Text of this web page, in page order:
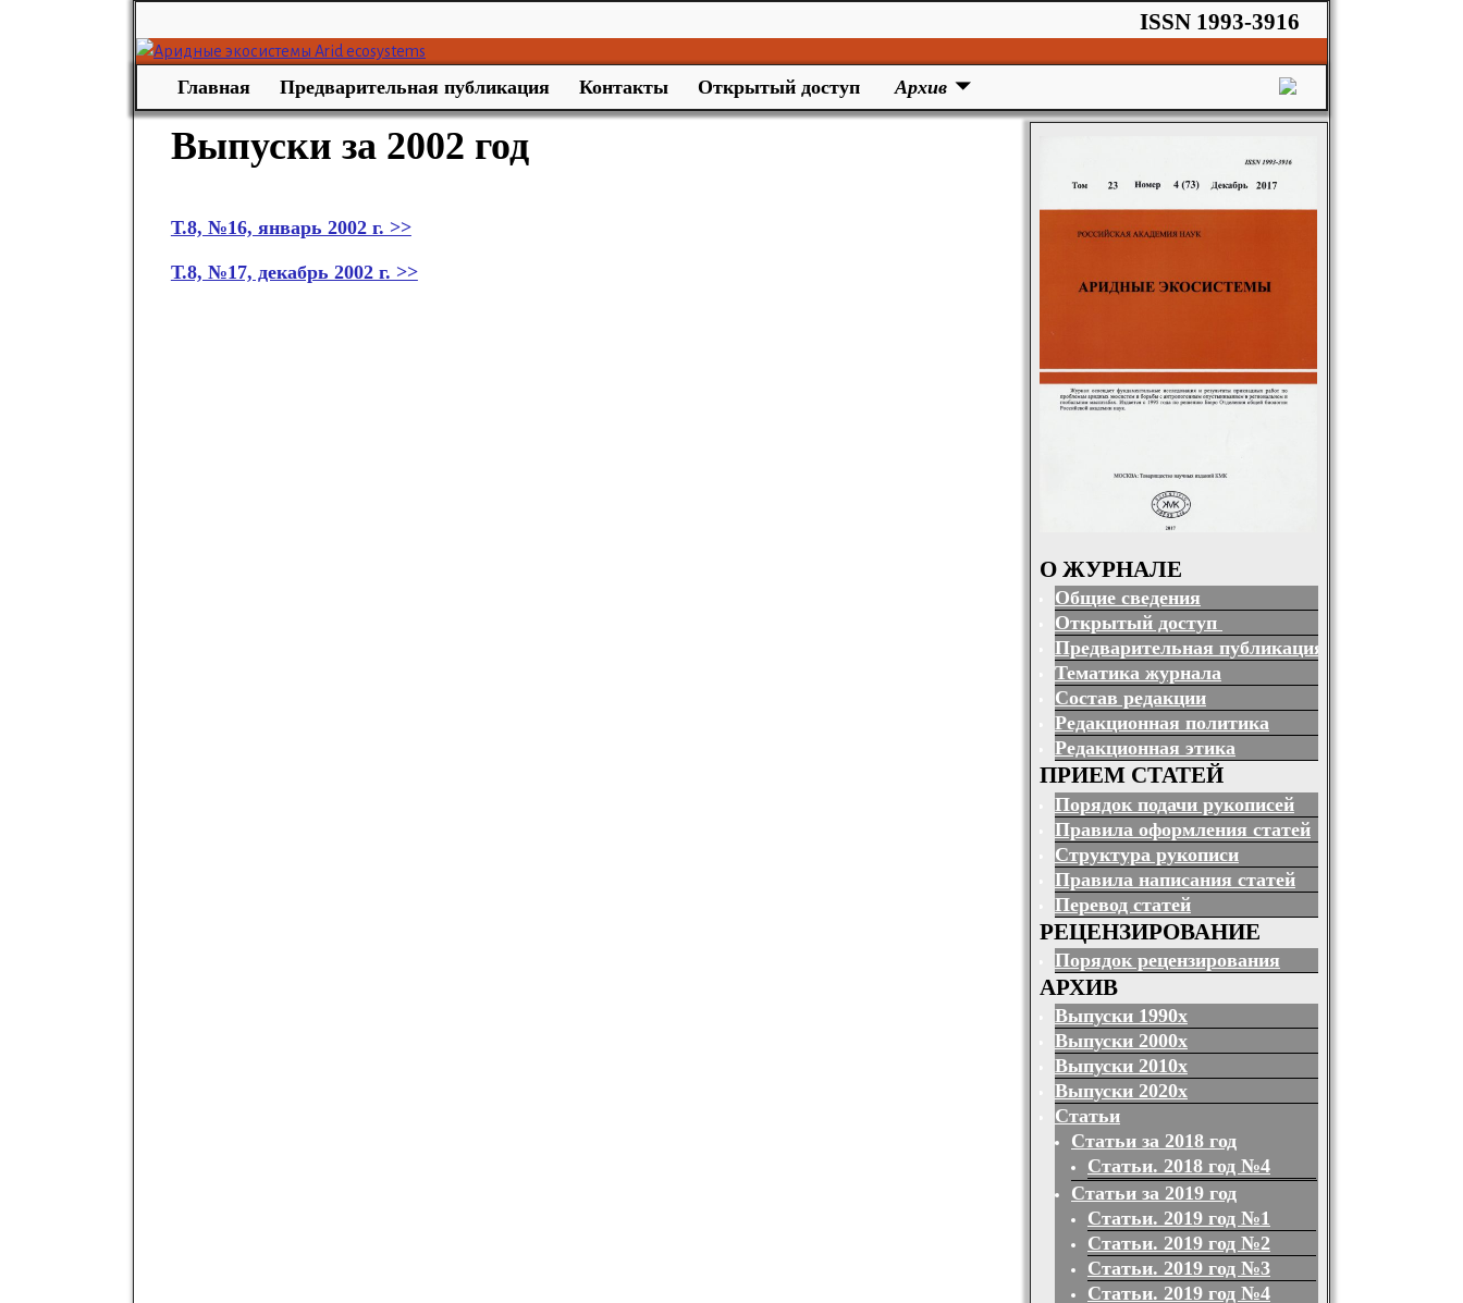
ISSN 1993-3916
Главная Предварительная публикация Контакты Открытый доступ Архив
Выпуски за 2002 год
Т.8, №16, январь 2002 г. >>
Т.8, №17, декабрь 2002 г. >>
О ЖУРНАЛЕ
Общие сведения
Открытый доступ
Предварительная публикация
Тематика журнала
Состав редакции
Редакционная политика
Редакционная этика
ПРИЕМ СТАТЕЙ
Порядок подачи рукописей
Правила оформления статей
Структура рукописи
Правила написания статей
Перевод статей
РЕЦЕНЗИРОВАНИЕ
Порядок рецензирования
АРХИВ
Выпуски 1990х
Выпуски 2000х
Выпуски 2010х
Выпуски 2020х
Статьи
Статьи за 2018 год
Статьи. 2018 год №4
Статьи за 2019 год
Статьи. 2019 год №1
Статьи. 2019 год №2
Статьи. 2019 год №3
Статьи. 2019 год №4